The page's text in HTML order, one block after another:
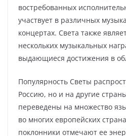
востребованных
участвует в различных
концертах. Света также
нескольких музыкальных
выдающиеся достижения в
Популярность Светы
Россию, но и на другие
переведены на множество
во многих европейских
поклонники отмечают ее